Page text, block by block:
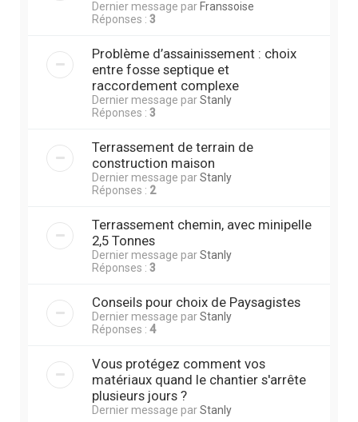
Dernier message par Franssoise
Réponses : 3
Problème d’assainissement : choix
entre fosse septique et
raccordement complexe
Dernier message parStanly
Réponses : 3
Terrassement de terrain de
construction maison
Dernier message parStanly
Réponses : 2
Terrassement chemin, avec minipelle
2,5 Tonnes
Dernier message parStanly
Réponses : 3
Conseils pour choix de Paysagistes
Dernier message parStanly
Réponses : 4
Vous protégez comment vos
matériaux quand le chantier s'arrête
plusieurs jours ?
Dernier message parStanly